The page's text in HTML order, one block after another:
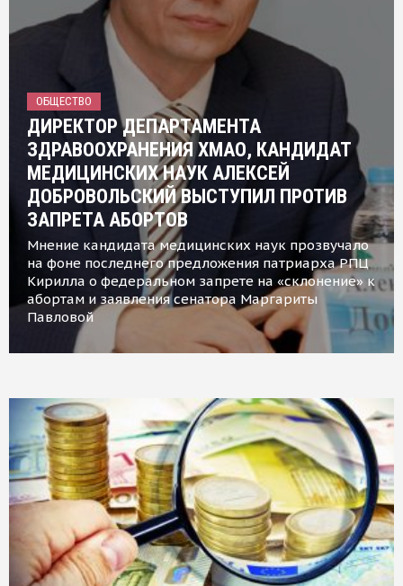
ОБЩЕСТВО
ДИРЕКТОР ДЕПАРТАМЕНТА
ЗДРАВООХРАНЕНИЯ ХМАО, КАНДИДАТ
МЕДИЦИНСКИХ НАУК АЛЕКСЕЙ
ДОБРОВОЛЬСКИЙ ВЫСТУПИЛ ПРОТИВ
ЗАПРЕТА АБОРТОВ
Мнение кандидата медицинских наук прозвучало
на фоне последнего предложения патриарха РПЦ
Кирилла о федеральном запрете на «склонение» к
абортам и заявления сенатора Маргариты
Павловой